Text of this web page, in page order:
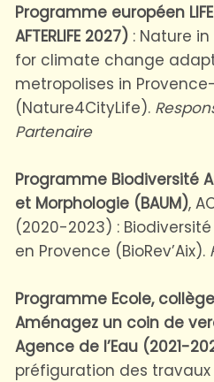
Programme européen
AFTERLIFE 2027) : Nature
for climate change
metropolises in
(Nature4CityLife).
Partenaire
Programme Biodiversité
et Morphologie (BAUM),
(2020-2023) :
en Provence (BioRev’Aix).
Programme Ecole,
Aménagez un coin de
Agence de l’Eau (2021-
préfiguration des